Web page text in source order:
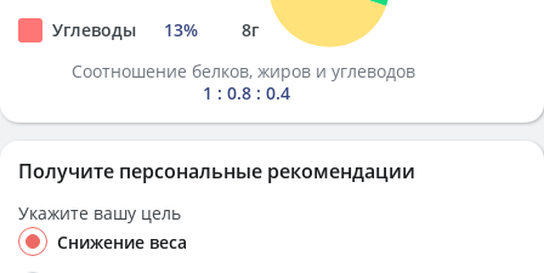
Углеводы
13% 8г
Соотношение белков, жиров и углеводов
1 : 0.8 : 0.4
Получите персональные рекомендации
Укажите вашу цель
Снижение веса